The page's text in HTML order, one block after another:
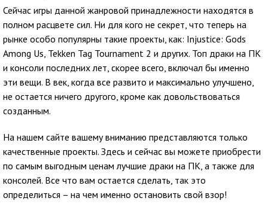
Сейчас игры данной жанровой принадлежности находятся в
полном расцвете сил. Ни для кого не секрет, что теперь на
рынке особо популярны такие проекты, как: Injustice: Gods
Among Us, Tekken Tag Tournament 2 и других. Топ драки на ПК
и консоли последних лет, скорее всего, включал бы именно
эти вещи. В век, когда все развито и максимально улучшено,
не остается ничего другого, кроме как довольствоваться
созданным.
На нашем сайте вашему вниманию представляются только
качественные проекты. Здесь и сейчас вы можете приобрести
по самым выгодным ценам лучшие драки на ПК, а также для
консолей. Все что вам остается сделать, так это
определиться – на чем именно остановить свой взор!